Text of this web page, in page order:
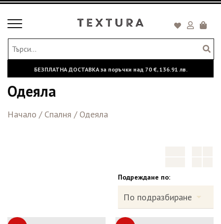
Toggle
БЕЗПЛАТНА ДОСТАВКА за поръчки над 70 €,136.91 лв.
Одеяла
Начало / Спалня / Одеяла
Подреждане по: